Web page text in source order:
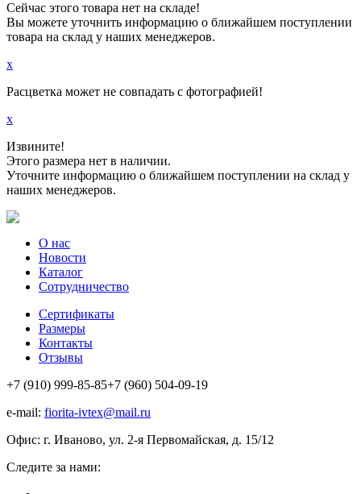
Сейчас этого товара нет на складе!
Вы можете уточнить информацию о ближайшем поступлении
товара на склад у наших менеджеров.
x
Расцветка может не совпадать с фотографией!
x
Извините!
Этого размера нет в наличии.
Уточните информацию о ближайшем поступлении на склад у
наших менеджеров.
О нас
Новости
Каталог
Сотрудничество
Сертификаты
Размеры
Контакты
Отзывы
+7 (910) 999-85-85+7 (960) 504-09-19
e-mail: fiorita-ivtex@mail.ru
Офис: г. Иваново, ул. 2-я Первомайская, д. 15/12
Следите за нами: